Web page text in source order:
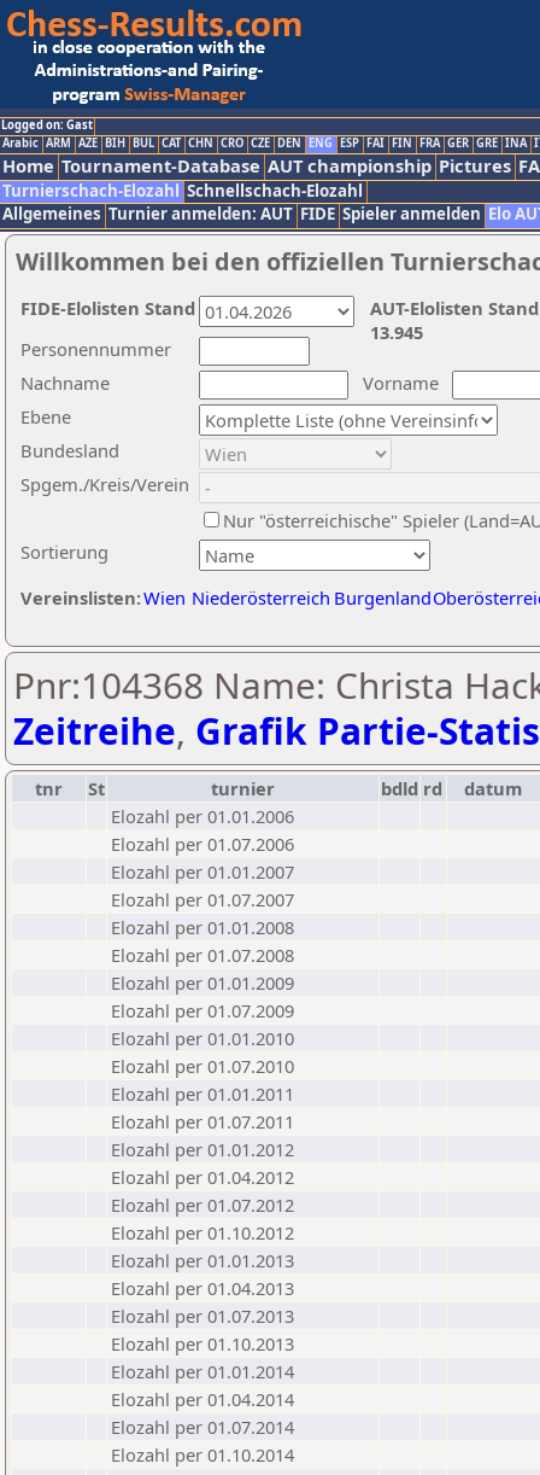
Logged on: Gast
Arabic ARM AZE BIH BUL CAT CHN CRO CZE DEN ENG ESP FAI FIN FRA GER GRE INA
Home Tournament-Database AUT championship Pictures
Turnierschach-Elozahl Schnellschach-Elozahl
Allgemeines Turnier anmelden: AUT FIDE Spieler anmelden Elo
Willkommen bei den offiziellen
Nachname
Vorname
Ebene
Sortierung
Personennummer
Bundesland
Spgem./Kreis/Verein
Nur "österreichische" Spieler
Vereinslisten:Wien Niederösterreich Burgenland
AUT-Elolisten
13.945
FIDE-Elolisten Stand
Pnr:104368 Name: Christa
Zeitreihe, Grafik Partie-
tnr St turnier bdld rd
datum
Elozahl per 01.01.2006
Elozahl per 01.07.2006
Elozahl per 01.01.2007
Elozahl per 01.07.2007
Elozahl per 01.01.2008
Elozahl per 01.07.2008
Elozahl per 01.01.2009
Elozahl per 01.07.2009
Elozahl per 01.01.2010
Elozahl per 01.07.2010
Elozahl per 01.01.2011
Elozahl per 01.07.2011
Elozahl per 01.01.2012
Elozahl per 01.04.2012
Elozahl per 01.07.2012
Elozahl per 01.10.2012
Elozahl per 01.01.2013
Elozahl per 01.04.2013
Elozahl per 01.07.2013
Elozahl per 01.10.2013
Elozahl per 01.01.2014
Elozahl per 01.04.2014
Elozahl per 01.07.2014
Elozahl per 01.10.2014